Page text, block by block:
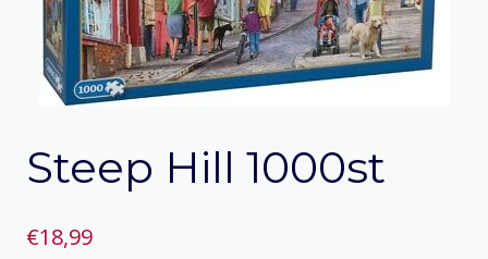
Steep Hill 1000st
€18,99